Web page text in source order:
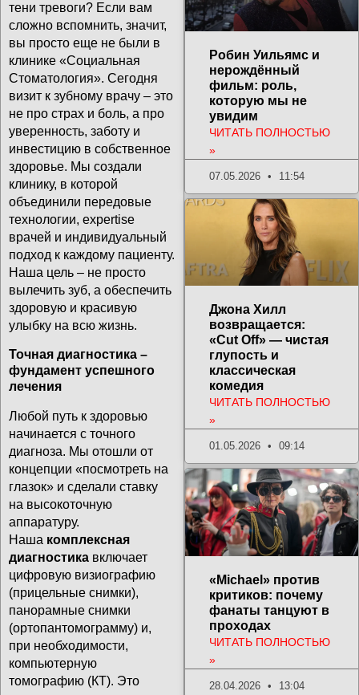
тени тревоги? Если вам
сложно вспомнить, значит,
вы просто еще не были в
клинике «Социальная
Стоматология». Сегодня
визит к зубному врачу – это
не про страх и боль, а про
уверенность, заботу и
инвестицию в собственное
здоровье. Мы создали
клинику, в которой
объединили передовые
технологии, expertise
врачей и индивидуальный
подход к каждому пациенту.
Наша цель – не просто
вылечить зуб, а обеспечить
здоровую и красивую
улыбку на всю жизнь.
Точная диагностика –
фундамент успешного
лечения
Любой путь к здоровью
начинается с точного
диагноза. Мы отошли от
концепции «посмотреть на
глазок» и сделали ставку
на высокоточную
аппаратуру.
Наша комплексная
диагностика включает
цифровую визиографию
(прицельные снимки),
панорамные снимки
(ортопантомограмму) и,
при необходимости,
компьютерную
томографию (КТ). Это
Робин Уильямс и
нерождённый
фильм: роль,
которую мы не
увидим
ЧИТАТЬ ПОЛНОСТЬЮ
»
07.05.2026 11:54
Джона Хилл
возвращается:
«Cut Off» — чистая
глупость и
классическая
комедия
ЧИТАТЬ ПОЛНОСТЬЮ
»
01.05.2026 09:14
«Michael» против
критиков: почему
фанаты танцуют в
проходах
ЧИТАТЬ ПОЛНОСТЬЮ
»
28.04.2026 13:04